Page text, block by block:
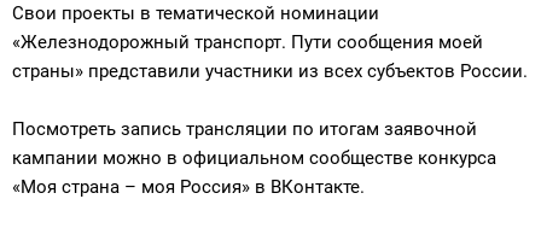
Свои проекты в тематической номинации
«Железнодорожный транспорт. Пути сообщения моей
страны» представили участники из всех субъектов России.
Посмотреть запись трансляции по итогам заявочной
кампании можно в официальном сообществе конкурса
«Моя страна – моя Россия» в ВКонтакте.